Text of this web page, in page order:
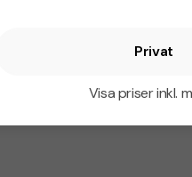
Privat
Visa priser inkl.
fr. 90,00 kr inkl. moms
Antal från: 10 st